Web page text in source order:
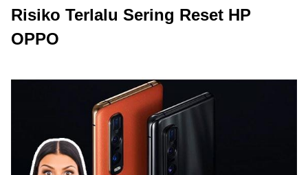
Risiko Terlalu Sering Reset HP
OPPO